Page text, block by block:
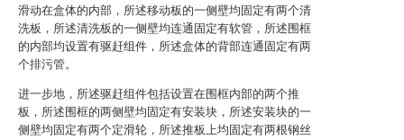
滑动在盒体的内部，所述移动板的一侧壁均固定有两个清
洗板，所述清洗板的一侧壁均连通固定有软管，所述围框
的内部均设置有驱赶组件，所述盒体的背部连通固定有两
个排污管。
进一步地，所述驱赶组件包括设置在围框内部的两个推
板，所述围框的两侧壁均固定有安装块，所述安装块的一
侧壁均固定有两个定滑轮，所述推板上均固定有两根钢丝